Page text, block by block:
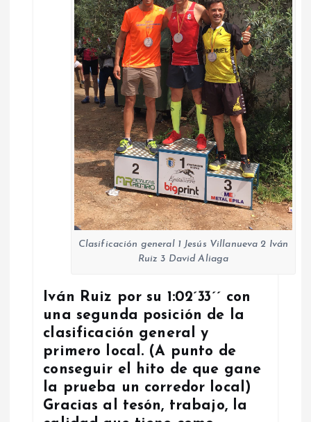
Clasificación general 1 Jesús Villanueva 2 Iván
Ruiz 3 David Aliaga
Iván Ruiz por su 1:02´33´´ con
una segunda posición de la
clasificación general y
primero local. (A punto de
conseguir el hito de que gane
la prueba un corredor local)
Gracias al tesón, trabajo, la